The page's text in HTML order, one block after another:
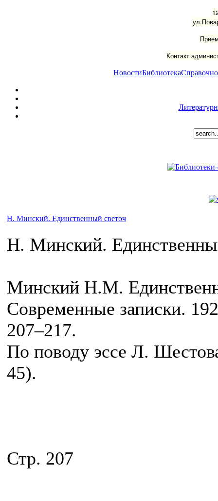
Контакт
НовостиБиблиотека
Н. Минский. Единственный светоч
Н. Минский.
Минский Н.М.
Современные записки.
207–217.
По поводу эссе Л.
45).
Стр. 207